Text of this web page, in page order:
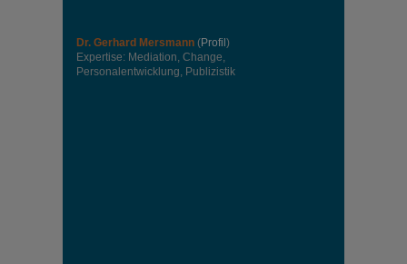
Dr. Gerhard Mersmann (Profil )
Expertise: Mediation, Change,
Personalentwicklung, Publizistik